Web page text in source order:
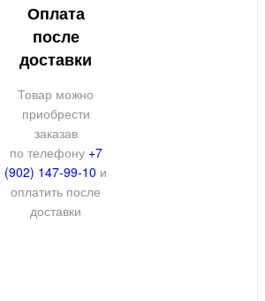
Оплата
после
доставки
Товар можно
приобрести
заказав
по телефону +7
(902) 147-99-10 и
оплатить после
доставки